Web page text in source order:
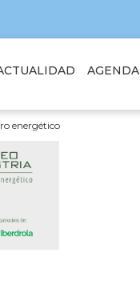
AGENDA
energético